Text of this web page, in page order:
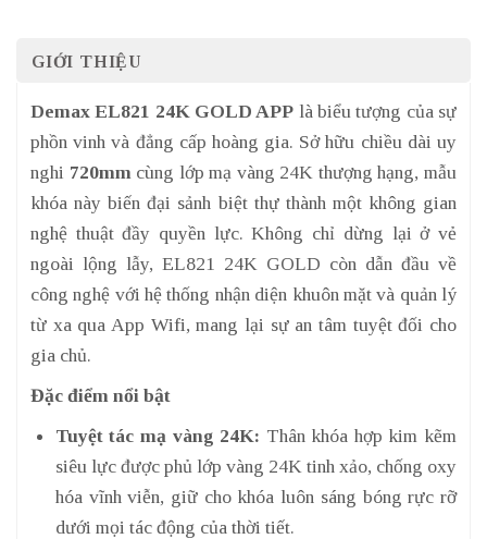
GIỚI THIỆU
Demax EL821 24K GOLD APP là biểu tượng của sự
phồn vinh và đẳng cấp hoàng gia. Sở hữu chiều dài uy
nghi 720mmcùng lớp mạ vàng 24K thượng hạng, mẫu
khóa này biến đại sảnh biệt thự thành một không gian
nghệ thuật đầy quyền lực. Không chỉ dừng lại ở vẻ
ngoài lộng lẫy, EL821 24K GOLD còn dẫn đầu về
công nghệ với hệ thống nhận diện khuôn mặt và quản lý
từ xa qua App Wifi, mang lại sự an tâm tuyệt đối cho
gia chủ.
Đặc điểm nổi bật
Tuyệt tác mạ vàng 24K: Thân khóa hợp kim kẽm
siêu lực được phủ lớp vàng 24K tinh xảo, chống oxy
hóa vĩnh viễn, giữ cho khóa luôn sáng bóng rực rỡ
dưới mọi tác động của thời tiết.